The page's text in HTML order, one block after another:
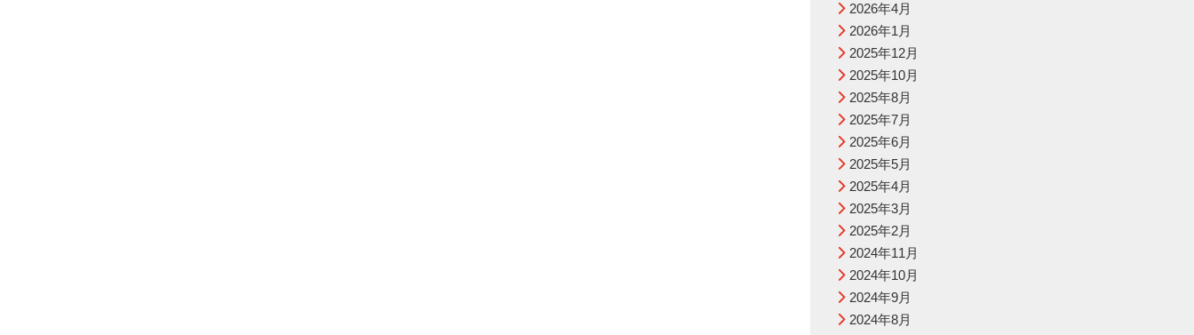
2026年4月
2026年1月
2025年12月
2025年10月
2025年8月
2025年7月
2025年6月
2025年5月
2025年4月
2025年3月
2025年2月
2024年11月
2024年10月
2024年9月
2024年8月